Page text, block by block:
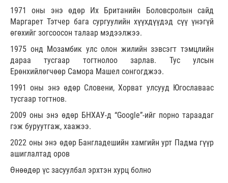
1971 оны энэ өдөр Их Британийн Боловсролын сайд
Маргарет Тэтчер бага сургуулийн хүүхдүүдэд сүү үнэгүй
өгөхийг зогсоосон талаар мэдээлжээ.
1975 онд Мозамбик улс олон жилийн зэвсэгт тэмцлийн
дараа тусгаар тогтнолоо зарлав. Тус улсын
Ерөнхийлөгчөөр Самора Машел сонгогджээ.
1991 оны энэ өдөр Словени, Хорват улсууд Югославаас
тусгаар тогтнов.
2009 оны энэ өдөр БНХАУ-д “Google”-ийг порно тараадаг
гэж буруутгаж, хаажээ.
2022 оны энэ өдөр Бангладешийн хамгийн урт Падма гүүр
ашиглалтад оров
Өнөөдөр үс засуулбал эрхтэн хурц болно